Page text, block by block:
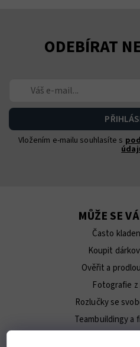
ODEBÍRAT
Vložením e-mailu souhlasíte s
MŮŽE SE
Často
Koupit
Ověřit a
Fotografie z
Rozlučky se
Teambuildingy a